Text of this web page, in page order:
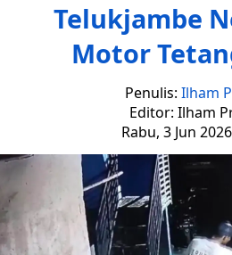
Telukjambe
Motor
Penulis: Ilham
Editor: Ilham
Rabu, 3 Jun